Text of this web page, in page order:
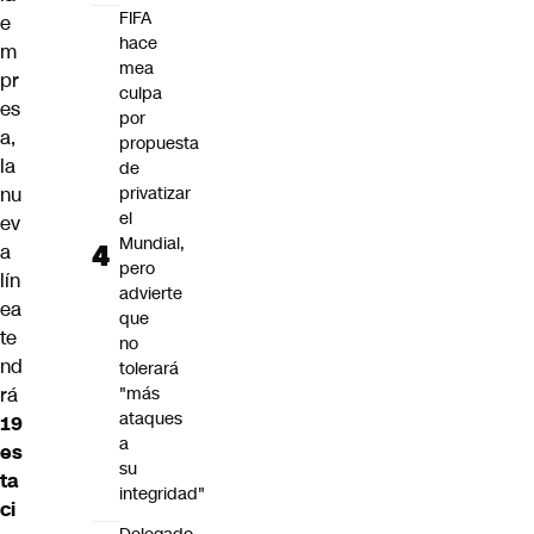
e
m
pr
es
a,
la
nu
ev
a
lín
ea
te
nd
rá
19
es
ta
ci
FIFA
hace
mea
culpa
por
propuesta
de
privatizar
el
Mundial,
pero
advierte
que
no
tolerará
"más
ataques
a
su
integridad"